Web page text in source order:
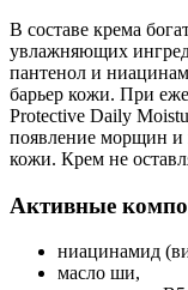
В составе крема
увлажняющих
пантенол и
барьер кожи. При
Protective Daily
появление морщин и
кожи. Крем не
Активные
ниацинамид
масло ши,